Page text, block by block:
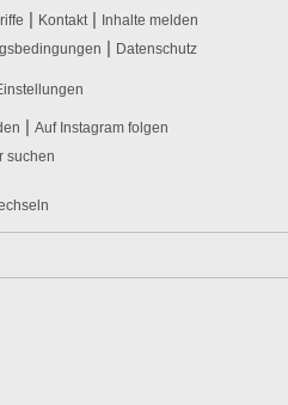
| Kontakt | Inhalte melden
| Datenschutz
| Auf Instagram folgen
suchen